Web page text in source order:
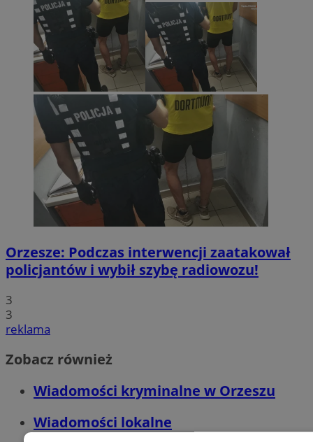
Orzesze: Podczas interwencji zaatakował
policjantów i wybił szybę radiowozu!
3
3
reklama
Zobacz również
Wiadomości kryminalne w Orzeszu
Wiadomości lokalne